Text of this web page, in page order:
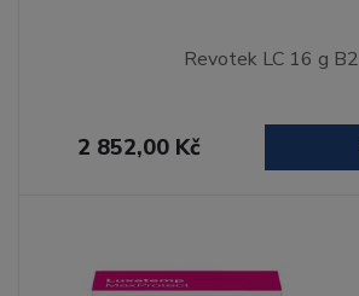
Revotek LC 16 g B2
2 852,00 Kč